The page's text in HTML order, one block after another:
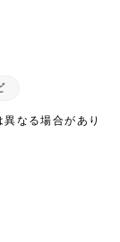
なる場合があり